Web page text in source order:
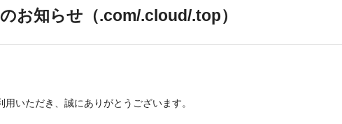
お知らせ（.com/.cloud/.top）
いただき、誠にありがとうございます。